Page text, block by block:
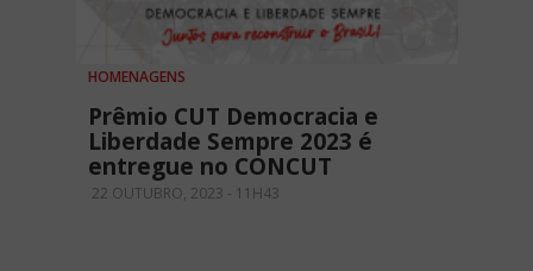
HOMENAGENS
Prêmio CUT Democracia e
Liberdade Sempre 2023 é
entregue no CONCUT
22 OUTUBRO, 2023 - 11H43